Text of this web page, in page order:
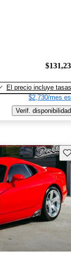
El precio incluye tasas
$2,730/mes
Verif. disponibilidad